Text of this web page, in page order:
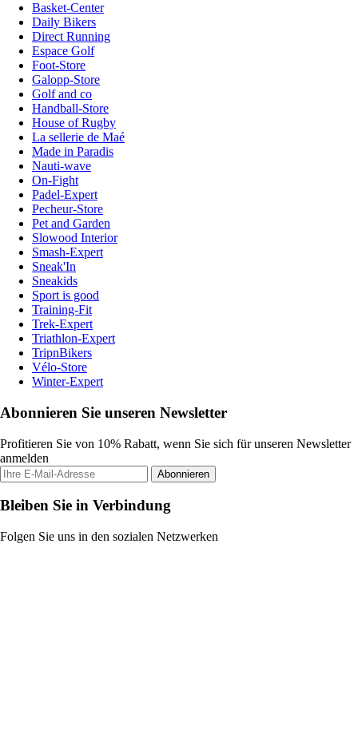
Basket-Center
Daily Bikers
Direct Running
Espace Golf
Foot-Store
Galopp-Store
Golf and co
Handball-Store
House of Rugby
La sellerie de Maé
Made in Paradis
Nauti-wave
On-Fight
Padel-Expert
Pecheur-Store
Pet and Garden
Slowood Interior
Smash-Expert
Sneak'In
Sneakids
Sport is good
Training-Fit
Trek-Expert
Triathlon-Expert
TripnBikers
Vélo-Store
Winter-Expert
Abonnieren Sie unseren Newsletter
Profitieren Sie von 10% Rabatt, wenn Sie sich für unseren Newsletter
anmelden
Abonnieren
Bleiben Sie in Verbindung
Folgen Sie uns in den sozialen Netzwerken